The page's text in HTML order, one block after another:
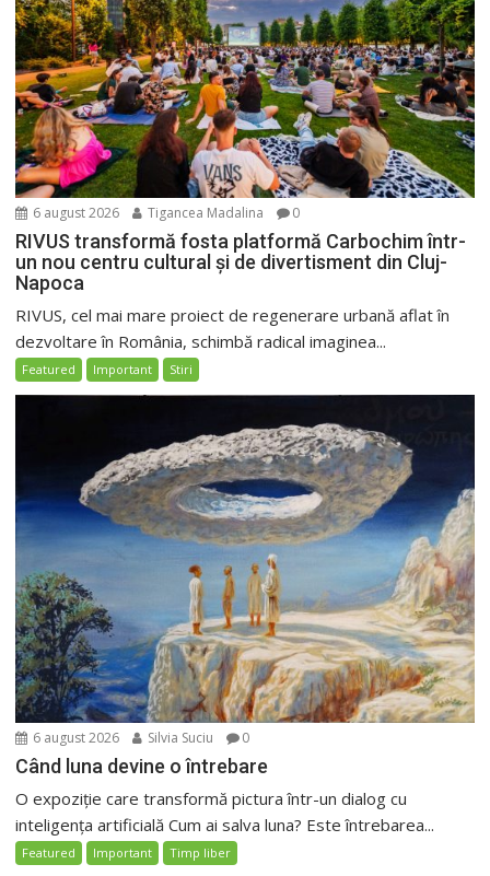
6 august 2026 Tigancea Madalina 0
RIVUS transformă fosta platformă Carbochim într-
un nou centru cultural și de divertisment din Cluj-
Napoca
RIVUS, cel mai mare proiect de regenerare urbană aflat în
dezvoltare în România, schimbă radical imaginea...
Featured Important Stiri
6 august 2026 Silvia Suciu 0
Când luna devine o întrebare
O expoziție care transformă pictura într-un dialog cu
inteligența artificială Cum ai salva luna? Este întrebarea...
Featured Important Timp liber